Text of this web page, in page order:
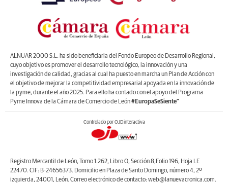
ALNUAR 2000 S.L. ha sido beneficiaria del Fondo Europeo de Desarrollo Regional,
cuyo objetivo es promover el desarrollo tecnológico, la innovación y una
investigación de calidad, gracias al cual ha puesto en marcha un Plan de Acción con
el objetivo de mejorar la competitividad empresarial apoyada en la innovación de
la pyme, durante el año 2025. Para ello ha contado con el apoyo del Programa
Pyme Innova de la Cámara de Comercio de León#EuropaSeSiente”
Controlado por OJDinteractiva
Registro Mercantil de León, Tomo 1.262, Libro O, Sección 8,Folio 196, Hoja LE
22470. CIF: B-24656373. Domicilio en Plaza de Santo Domingo, número 4, 2º
izquierda, 24001, León. Correo electrónico de contacto: web@lanuevacronica.com.